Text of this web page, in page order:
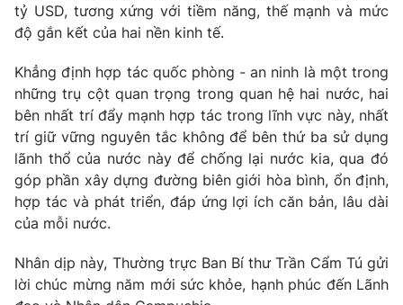
tỷ USD, tương xứng với tiềm năng, thế mạnh và mức
độ gắn kết của hai nền kinh tế.
Khẳng định hợp tác quốc phòng - an ninh là một trong
những trụ cột quan trọng trong quan hệ hai nước, hai
bên nhất trí đẩy mạnh hợp tác trong lĩnh vực này, nhất
trí giữ vững nguyên tắc không để bên thứ ba sử dụng
lãnh thổ của nước này để chống lại nước kia, qua đó
góp phần xây dựng đường biên giới hòa bình, ổn định,
hợp tác và phát triển, đáp ứng lợi ích căn bản, lâu dài
của mỗi nước.
Nhân dịp này, Thường trực Ban Bí thư Trần Cẩm Tú gửi
lời chúc mừng năm mới sức khỏe, hạnh phúc đến Lãnh